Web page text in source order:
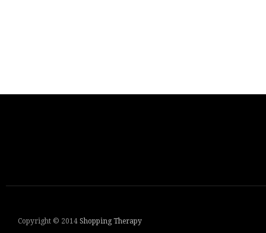
Copyright © 2014 Shopping Therapy